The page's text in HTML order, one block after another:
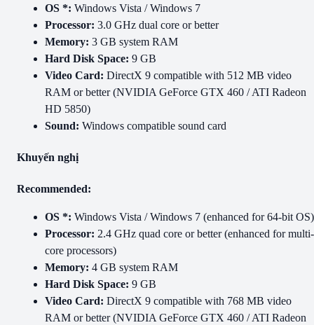
OS *: Windows Vista / Windows 7
Processor: 3.0 GHz dual core or better
Memory: 3 GB system RAM
Hard Disk Space: 9 GB
Video Card: DirectX 9 compatible with 512 MB video
RAM or better (NVIDIA GeForce GTX 460 / ATI Radeon
HD 5850)
Sound: Windows compatible sound card
Khuyến nghị
Recommended:
OS *: Windows Vista / Windows 7 (enhanced for 64-bit OS)
Processor: 2.4 GHz quad core or better (enhanced for multi-
core processors)
Memory: 4 GB system RAM
Hard Disk Space: 9 GB
Video Card: DirectX 9 compatible with 768 MB video
RAM or better (NVIDIA GeForce GTX 460 / ATI Radeon